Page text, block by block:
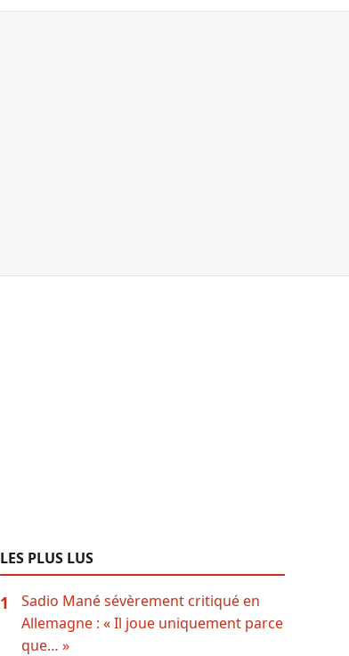
LES PLUS LUS
1
Sadio Mané sévèrement critiqué en
Allemagne : « Il joue uniquement parce
que… »